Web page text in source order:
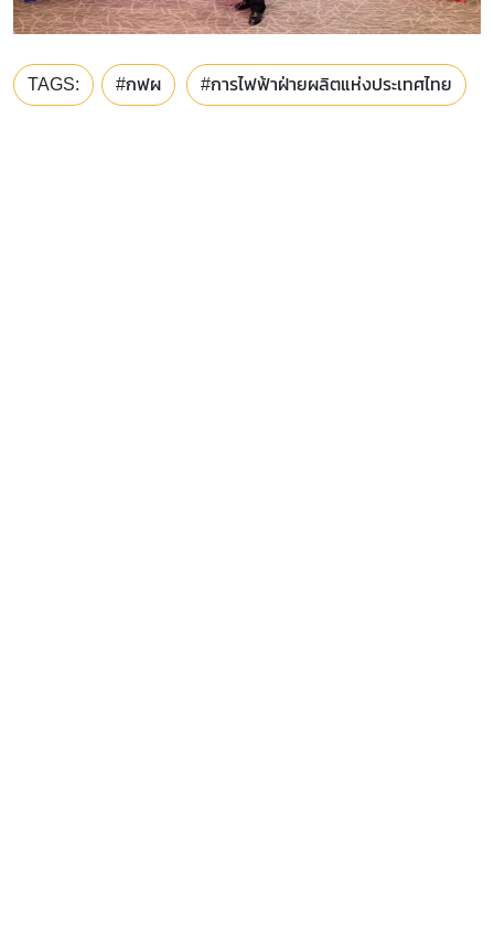
TAGS: #กฟผ #การไฟฟ้าฝ่ายผลิตแห่งประเทศไทย